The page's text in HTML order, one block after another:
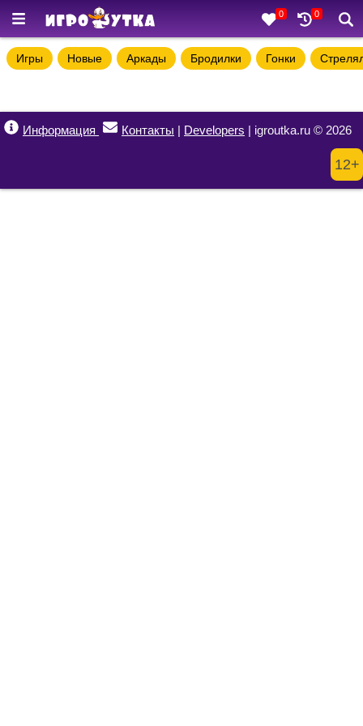
0 0
Игры Новые Аркады Бродилки Гонки
Информация Контакты | Developers | igroutka.ru © 2026
12+